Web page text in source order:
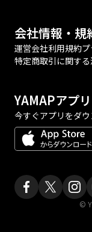
会社情報・規
運営会社利用規約
特定商取引に関す
YAMAPアプリ
今すぐアプリをダ
©